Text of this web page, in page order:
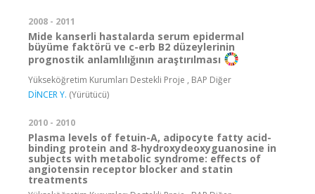
2008 - 2011
Mide kanserli hastalarda serum epidermal
büyüme faktörü ve c-erb B2 düzeylerinin
prognostik anlamlılığının araştırılması
Yükseköğretim Kurumları Destekli Proje , BAP Diğer
DİNCER Y. (Yürütücü)
2010 - 2010
Plasma levels of fetuin-A, adipocyte fatty acid-
binding protein and 8-hydroxydeoxyguanosine in
subjects with metabolic syndrome: effects of
angiotensin receptor blocker and statin
treatments